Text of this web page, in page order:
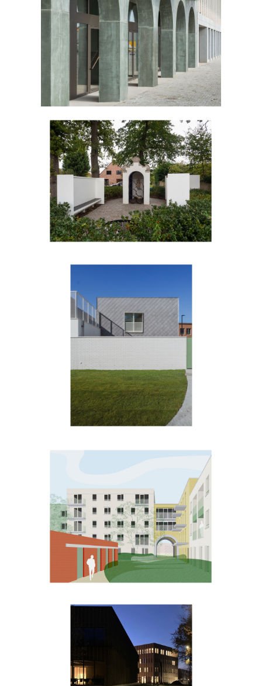
India-Natie
Veldkapel Muizen
JPJB
Administratief
Centrum & Sociaal
Huis Waasmunster